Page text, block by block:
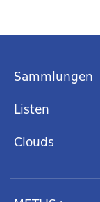
Sammlungen
Listen
Clouds